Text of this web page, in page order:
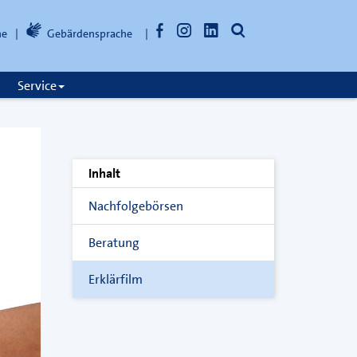
Gebärdensprache FacebookInstagramLinkedInSuche
Service
Inhalt
Nachfolgebörsen
Beratung
Erklärfilm